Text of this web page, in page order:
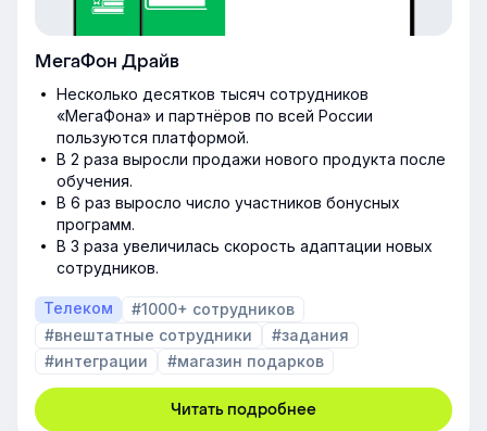
МегаФон Драйв
Несколько десятков тысяч сотрудников
«МегаФона» и партнёров по всей России
пользуются платформой.
В 2 раза выросли продажи нового продукта после
обучения.
В 6 раз выросло число участников бонусных
программ.
В 3 раза увеличилась скорость адаптации новых
сотрудников.
Телеком
#1000+ сотрудников
#внештатные сотрудники
#задания
#интеграции
#магазин подарков
Читать подробнее